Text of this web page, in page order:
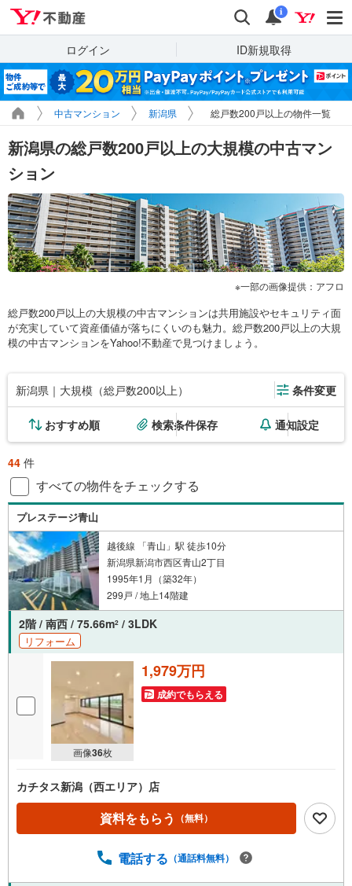
検索 通知
i
ログイン ID新規取得
中古マンション 新潟県 総戸数200戸以上の物件一覧
新潟県の総戸数200戸以上の大規模の中古マン
ション
一部の画像提供：アフロ
総戸数200戸以上の大規模の中古マンションは共用施設やセキュリティ面
が充実していて資産価値が落ちにくいのも魅力。総戸数200戸以上の大規
模の中古マンションをYahoo!不動産で見つけましょう。
新潟県｜大規模（総戸数200以上） 条件変更
おすすめ順 検索条件保存 通知設定
44 件
すべての物件をチェックする
プレステージ青山
越後線 「青山」駅 徒歩10分
新潟県新潟市西区青山2丁目
1995年1月（築32年）
299戸 / 地上14階建
2階 / 南西 / 75.66m2 / 3LDK
リフォーム
画像36枚
1,979万円
成約でもらえる
カチタス新潟（西エリア）店
資料をもらう （無料）
電話する （通話料無料）